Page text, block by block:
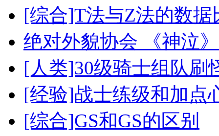
[综合]T法与Z法的数据
绝对外貌协会 《神泣
[人类]30级骑士组队刷
[经验]战士练级和加点
[综合]GS和GS的区别